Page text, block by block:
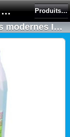
toutOtop' - Matériel de nettoyage, produit d'entretien, lubrifiant pour professionnel et particulier Produits vitres
Produit nettoyant vitres et surfaces modernes IDEGREEN ECOLABEL - Bidon de 5L